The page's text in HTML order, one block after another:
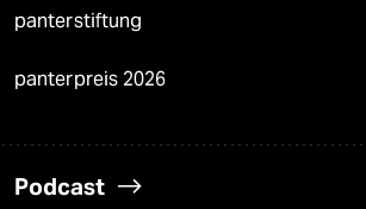
panterstiftung
panterpreis 2026
Podcast